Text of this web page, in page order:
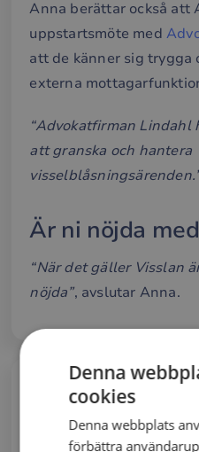
Anna berättar också att
uppstartsmöte med
att de känner sig trygga
externa
“Advokatfirman
att granska och hantera
Är ni nöjda
“När det gäller Visslan
nöjda”, avslutar Anna.
Frågor om kundcaset
visselblåsning?
Vi hjälper gärna till.
Denna
cookies
Denna webbplats
förbättra